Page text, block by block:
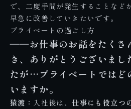
で、二度手間が発生することなど
早急に改善していきたいです。
プライベートの過ごし方
――お仕事のお話をたくさ
き、ありがとうございま
たが…プライベートではど
いますか。
猿渡： 入社後は、仕事にも役立つ